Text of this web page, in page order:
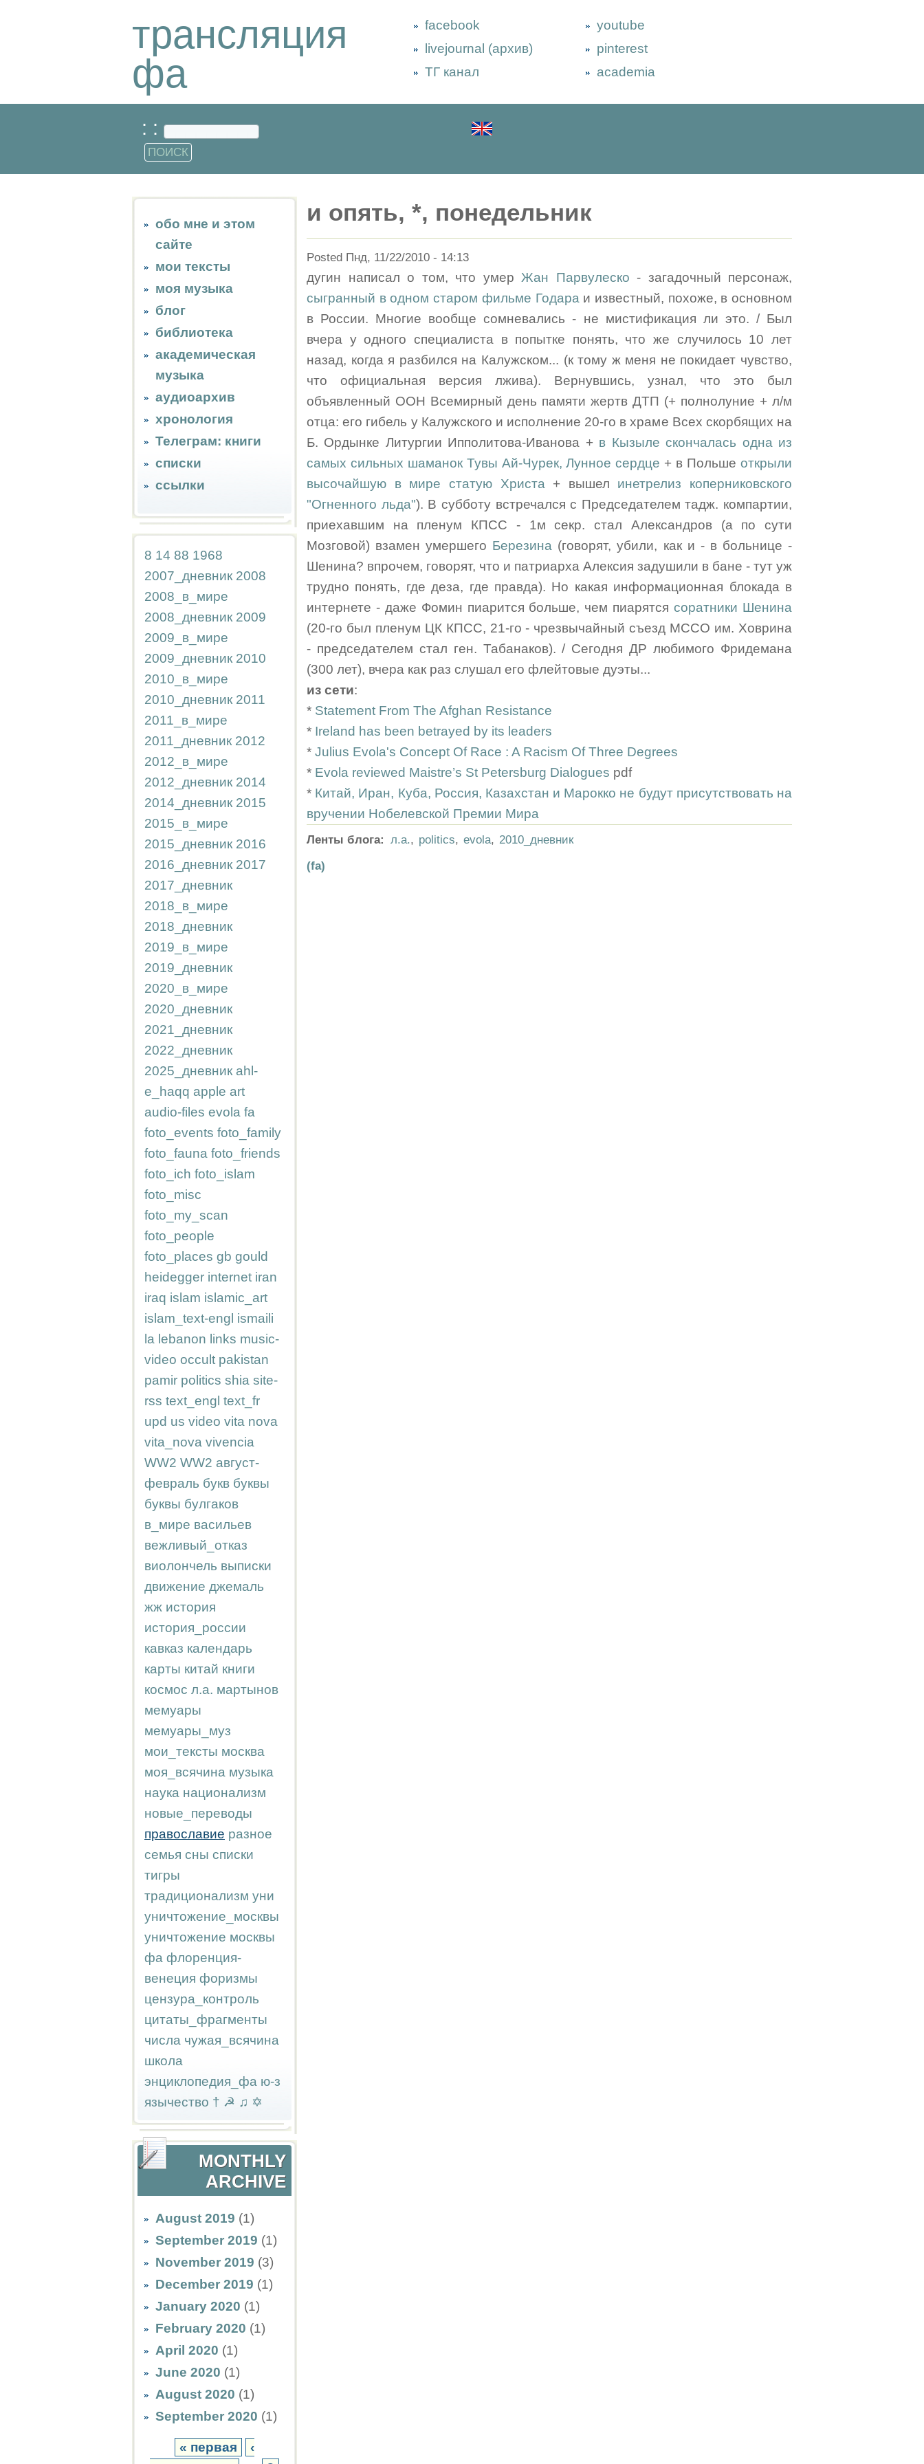
трансляция
фа
facebook
livejournal (архив)
ТГ канал
youtube
pinterest
academia
: :
обо мне и этом
сайте
мои тексты
моя музыка
блог
библиотека
академическая
музыка
аудиоархив
хронология
Телеграм: книги
списки
ссылки
8 14 88 1968
2007_дневник 2008
2008_в_мире
2008_дневник 2009
2009_в_мире
2009_дневник 2010
2010_в_мире
2010_дневник 2011
2011_в_мире
2011_дневник 2012
2012_в_мире
2012_дневник 2014
2014_дневник 2015
2015_в_мире
2015_дневник 2016
2016_дневник 2017
2017_дневник
2018_в_мире
2018_дневник
2019_в_мире
2019_дневник
2020_в_мире
2020_дневник
2021_дневник
2022_дневник
2025_дневник ahl-
e_haqq apple art
audio-files evola fa
foto_events foto_family
foto_fauna foto_friends
foto_ich foto_islam
foto_misc
foto_my_scan
foto_people
foto_places gb gould
heidegger internet iran
iraq islam islamic_art
islam_text-engl ismaili
la lebanon links music-
video occult pakistan
pamir politics shia site-
rss text_engl text_fr
upd us video vita nova
vita_nova vivencia
WW2 WW2 август-
февраль букв буквы
буквы булгаков
в_мире васильев
вежливый_отказ
виолончель выписки
движение джемаль
жж история
история_россии
кавказ календарь
карты китай книги
космос л.а. мартынов
мемуары
мемуары_муз
мои_тексты москва
моя_всячина музыка
наука национализм
новые_переводы
православие разное
семья сны списки
тигры
традиционализм уни
уничтожение_москвы
уничтожение москвы
фа флоренция-
венеция форизмы
цензура_контроль
цитаты_фрагменты
числа чужая_всячина
школа
энциклопедия_фа ю-з
язычество † ☭ ♫ ✡
MONTHLY
ARCHIVE
August 2019 (1)
September 2019 (1)
November 2019 (3)
December 2019 (1)
January 2020 (1)
February 2020 (1)
April 2020 (1)
June 2020 (1)
August 2020 (1)
September 2020 (1)
« первая
‹
и опять, *, понедельник
Posted Пнд, 11/22/2010 - 14:13
дугин написал о том, что умер Жан Парвулеско - загадочный персонаж,
сыгранный в одном старом фильме Годара и известный, похоже, в основном
в России. Многие вообще сомневались - не мистификация ли это. / Был
вчера у одного специалиста в попытке понять, что же случилось 10 лет
назад, когда я разбился на Калужском... (к тому ж меня не покидает чувство,
что официальная версия лжива). Вернувшись, узнал, что это был
объявленный ООН Всемирный день памяти жертв ДТП (+ полнолуние + л/м
отца: его гибель у Калужского и исполнение 20-го в храме Всех скорбящих на
Б. Ордынке Литургии Ипполитова-Иванова + в Кызыле скончалась одна из
самых сильных шаманок Тувы Ай-Чурек, Лунное сердце + в Польшеоткрыли
высочайшую в мире статую Христа + вышел инетрелиз коперниковского
"Огненного льда"). В субботу встречался с Председателем тадж. компартии,
приехавшим на пленум КПСС - 1м секр. стал Александров (а по сути
Мозговой) взамен умершего Березина (говорят, убили, как и - в больнице -
Шенина? впрочем, говорят, что и патриарха Алексия задушили в бане - тут уж
трудно понять, где деза, где правда). Но какая информационная блокада в
интернете - даже Фомин пиарится больше, чем пиарятсясоратники Шенина
(20-го был пленум ЦК КПСС, 21-го - чрезвычайный съезд МССО им. Ховрина
- председателем стал ген. Табанаков). / Сегодня ДР любимого Фридемана
(300 лет), вчера как раз слушал его флейтовые дуэты...
из сети:
* Statement From The Afghan Resistance
* Ireland has been betrayed by its leaders
* Julius Evola's Concept Of Race : A Racism Of Three Degrees
* Evola reviewed Maistre’s St Petersburg Dialogues pdf
* Китай, Иран, Куба, Россия, Казахстан и Марокко не будут присутствовать на
вручении Нобелевской Премии Мира
Ленты блога: л.а., politics, evola, 2010_дневник
(fa)